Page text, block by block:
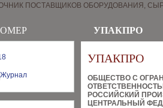
ПОСТАВЩИКОВ ОБОРУДОВАНИЯ,
УПАКПРО
УПАКПРО
ОБЩЕСТВО С
РОССИЙСКИЙ
ЦЕНТРАЛЬНЫЙ